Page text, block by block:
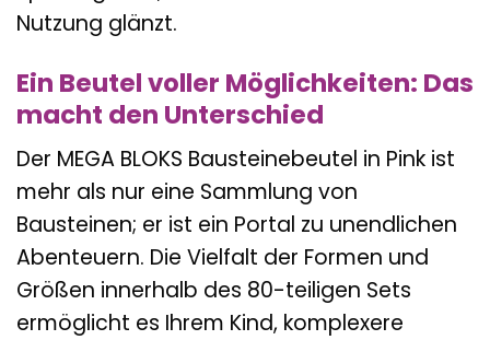
Nutzung glänzt.
Ein Beutel voller Möglichkeiten: Das
macht den Unterschied
Der MEGA BLOKS Bausteinebeutel in Pink ist
mehr als nur eine Sammlung von
Bausteinen; er ist ein Portal zu unendlichen
Abenteuern. Die Vielfalt der Formen und
Größen innerhalb des 80-teiligen Sets
ermöglicht es Ihrem Kind, komplexere